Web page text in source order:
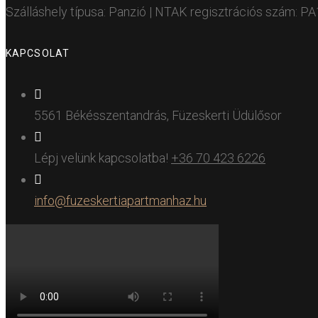
Szálláshely típusa: Panzió | NTAK regisztrációs szám:
KAPCSOLAT
5561 Békésszentandrás, Füzeskerti Üdülősor
Lépj velünk kapcsolatba! +36 70 423 6226
info@fuzeskertiapartmanhaz.hu